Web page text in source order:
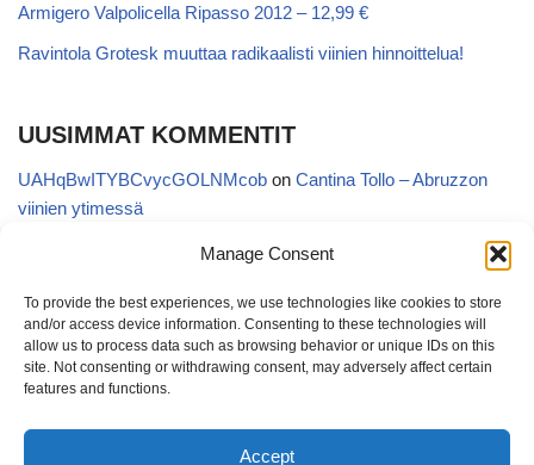
Manage Consent
To provide the best experiences, we use technologies like cookies to store
and/or access device information. Consenting to these technologies will
allow us to process data such as browsing behavior or unique IDs on this
site. Not consenting or withdrawing consent, may adversely affect certain
features and functions.
Accept
Armigero Valpolicella Ripasso 2012 – 12,99 €
Ravintola Grotesk muuttaa radikaalisti viinien hinnoittelua!
UUSIMMAT KOMMENTIT
UAHqBwITYBCvycGOLNMcob on Cantina Tollo – Abruzzon
viinien ytimessä
EgVGGttRTxKfbqUaWNglbonCantina Tollo – Abruzzon viinien
AnonymousonKyläviini Riojasta – Ortega Ezquerro Vino de
Tudelilla Crianza 2018 (Alko 14,88 €)
CopatintoonKyläviini Riojasta – Ortega Ezquerro Vino de
Kyläviini Riojasta – Ortega Ezquerro